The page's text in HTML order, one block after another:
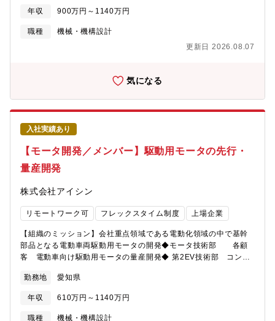
プを期待しています。技術で人と組織を動かしたい方を歓迎しま
ず、同等の語学力があれば歓迎します）●業務での英語使用メール
／時々ある資料・文書読解／時々ある電話会議・商談／時々ある
駆動モータの先行開発【募集背景】持続可能な社会の実現に向け
て、全世界的に自動車の急速な電動化シフトが進む中、アイシン
の主な事業である駆動領域も電動化への変革を推進しています。
ある新製品の投入を加速的に実施しています。特にHEV・BEVユ
ンとして急務であり、経験を持有するモータ技術者の採用を拡大
しております。【業務のやりがい】アイシンは、HEVユニットを
部品メーカで世界で初めて量産化（'04年）して以降、国内外の
様々な自動車メーカへHEV・PHEV・BEVユニットを供給してい
ます。電動化が急加速する中、世界中の電動車両開発へ携わる事
ができ、持続可能な社会構築の一翼を担えます。基幹部品のモー
タは、企画、設計、材料、生産技術と一貫した開発をしており、
様々な経験を活かす場があり、また幅広い経験を積むことがで
き、技術者として大きく成長ができます。【職務内容】HEV・
（先行開発～量産開発）モータ開発は、性能、絶縁、構造、強
度、材料、部品など様々な分野、領域がありますが、業務経験や
スキルに応じて、担当分野をお任せします。【具体的な業務内
機能、低コストなどの開発テーマを設定し、新技術・構造モー
タ・新材料を検討。外部機関（材料・部品メーカ、大学、研究機
関）との連携を積極活用し、新技術開発を推進。◆ モータ量産開
発（モータ開発部＆第2EV技術部） ： 顧客要求およびHEV・BEV
を具体化。 各種設計検討（性能、絶縁、構造、強度など）を実
年収 900万円～1140万円
職種
機械・機構設計
更新日 2026.08.07
気になる
入社実績あり
【モータ開発／メンバー】駆動用モータの先行・
量産開発
株式会社アイシン
リモートワーク可 フレックスタイム制度 上場企業
【組織のミッション】会社重点領域である電動化領域の中で基幹
部品となる電動車両駆動用モータの開発◆モータ技術部 各顧
客 電動車向け駆動用モータの量産開発◆ 第2EV技術部 コンポ
の量産開発◆PTシステム製品企画部 先行企画室 電動車向け
駆動モータの先行開発【募集背景】持続可能な社会の実現に向け
て、全世界的に自動車の急速な電動化シフトが進む中、アイシン
の主な事業である駆動領域も電動化への変革を推進しています。
勤務地 愛知県
年収 610万円～1140万円
職種
機械・機構設計